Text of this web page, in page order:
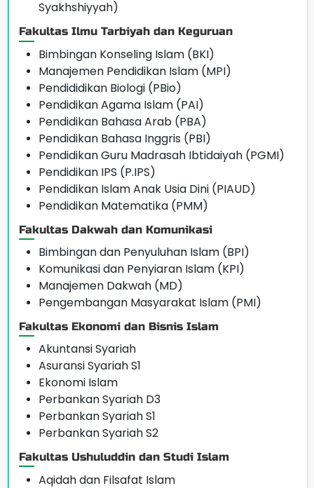
Syakhshiyyah)
Fakultas Ilmu Tarbiyah dan Keguruan
Bimbingan Konseling Islam (BKI)
Manajemen Pendidikan Islam (MPI)
Pendididikan Biologi (PBio)
Pendidikan Agama Islam (PAI)
Pendidikan Bahasa Arab (PBA)
Pendidikan Bahasa Inggris (PBI)
Pendidikan Guru Madrasah Ibtidaiyah (PGMI)
Pendidikan IPS (P.IPS)
Pendidikan Islam Anak Usia Dini (PIAUD)
Pendidikan Matematika (PMM)
Fakultas Dakwah dan Komunikasi
Bimbingan dan Penyuluhan Islam (BPI)
Komunikasi dan Penyiaran Islam (KPI)
Manajemen Dakwah (MD)
Pengembangan Masyarakat Islam (PMI)
Fakultas Ekonomi dan Bisnis Islam
Akuntansi Syariah
Asuransi Syariah S1
Ekonomi Islam
Perbankan Syariah D3
Perbankan Syariah S1
Perbankan Syariah S2
Fakultas Ushuluddin dan Studi Islam
Aqidah dan Filsafat Islam